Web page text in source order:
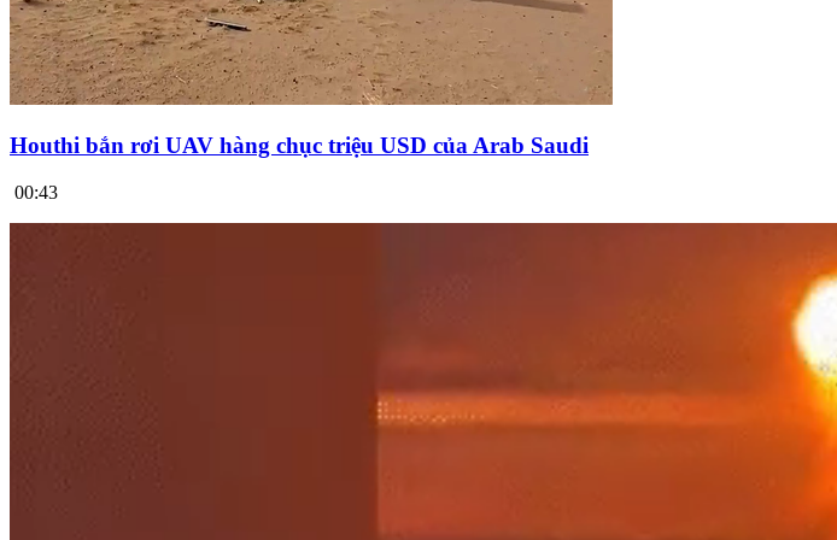
Houthi bắn rơi UAV hàng chục triệu USD của Arab Saudi
00:43